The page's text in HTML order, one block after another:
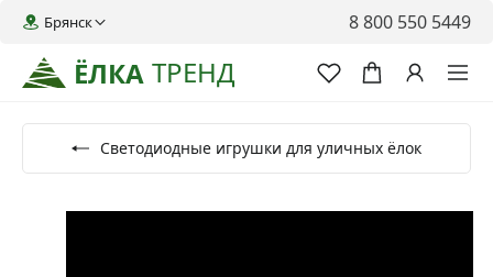
ЁЛКА ТРЕНД
Брянск 8 800 550 5449
Светодиодные игрушки для уличных ёлок